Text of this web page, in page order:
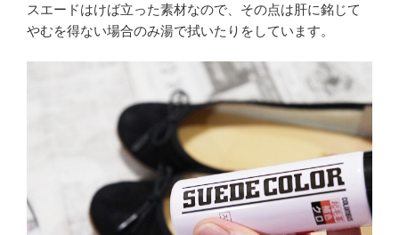
スエードはけば立った素材なので、その点は肝に銘じて
やむを得ない場合のみ湯で拭いたりをしています。